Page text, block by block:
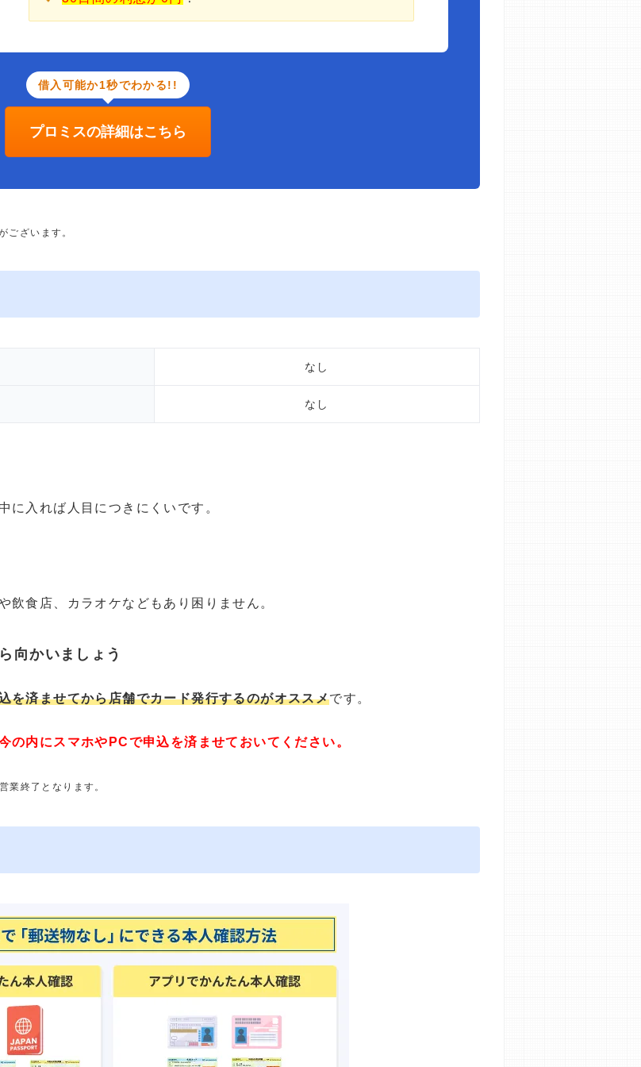
借入可能か1秒でわかる!!
プロミスの詳細はこちら
ございます。
なし
なし
に入れば人目につきにくいです。
飲食店、カラオケなどもあり困りません。
向かいましょう
を済ませてから店舗でカード発行するのがオススメです。
の内にスマホやPCで申込を済ませておいてください。
終了となります。